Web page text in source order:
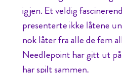
igjen. Et veldig
presenterte ikke låtene
nok låter fra alle de fem
Needlepoint har gitt ut
har spilt sammen.